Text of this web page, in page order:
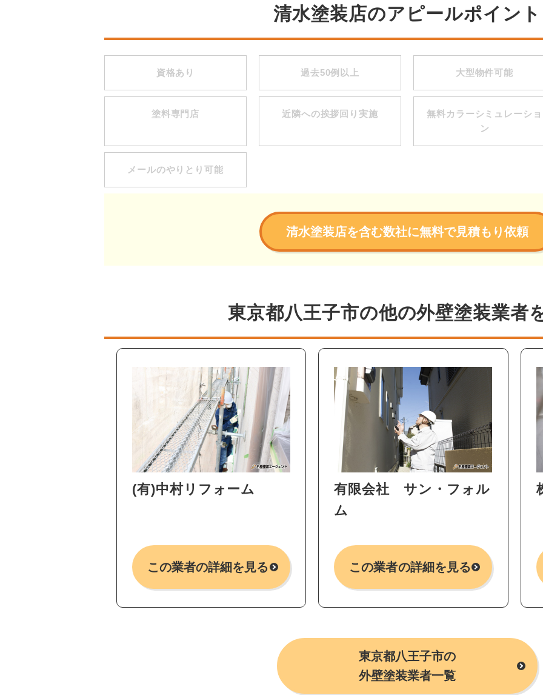
清水塗装店のアピールポイント
資格あり 過去50例以上 大型物件可能
塗料専門店 近隣への挨拶回り実施
無料カラーシミュレーショ
ン
メールのやりとり可能
清水塗装店を含む数社に無料で見積もり依頼
東京都八王子市の他の外壁塗装業者
(有)中村リフォーム
この業者の詳細を見る
有限会社 サン・フォル
ム
この業者の詳細を見る
東京都八王子市の
外壁塗装業者一覧